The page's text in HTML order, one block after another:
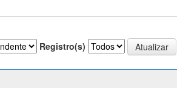
Registro(s)